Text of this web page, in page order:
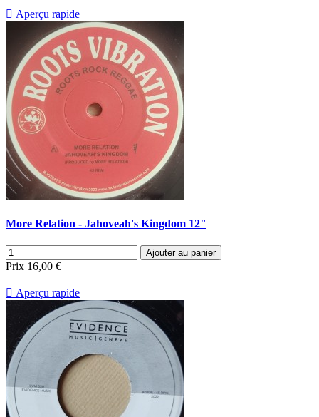
 Aperçu rapide
More Relation - Jahoveah's Kingdom 12"
Ajouter au panier
Prix 16,00 €
 Aperçu rapide